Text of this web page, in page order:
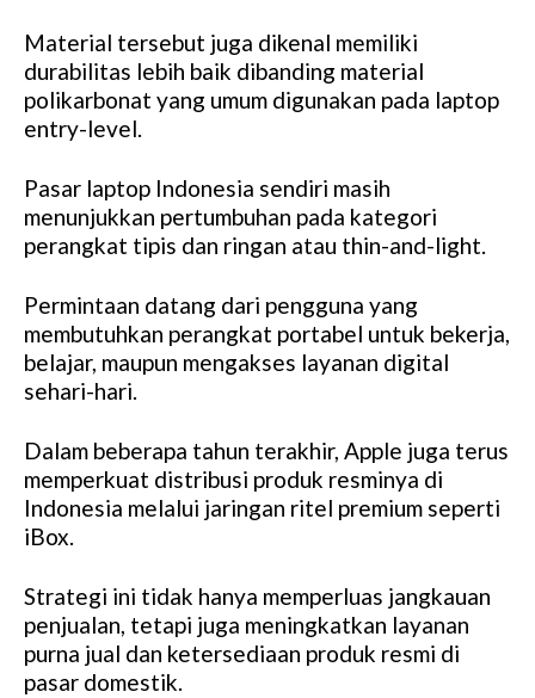
Material tersebut juga dikenal memiliki
durabilitas lebih baik dibanding material
polikarbonat yang umum digunakan pada laptop
entry-level.
Pasar laptop Indonesia sendiri masih
menunjukkan pertumbuhan pada kategori
perangkat tipis dan ringan atau thin-and-light.
Permintaan datang dari pengguna yang
membutuhkan perangkat portabel untuk bekerja,
belajar, maupun mengakses layanan digital
sehari-hari.
Dalam beberapa tahun terakhir, Apple juga terus
memperkuat distribusi produk resminya di
Indonesia melalui jaringan ritel premium seperti
iBox.
Strategi ini tidak hanya memperluas jangkauan
penjualan, tetapi juga meningkatkan layanan
purna jual dan ketersediaan produk resmi di
pasar domestik.